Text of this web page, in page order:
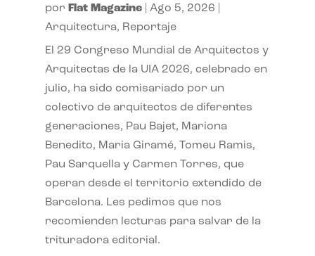
por Flat Magazine| Ago 5, 2026
Arquitectura, Reportaje
El 29 Congreso Mundial de Arquitectos y
Arquitectas de la UIA 2026, celebrado en
julio, ha sido comisariado por un
colectivo de arquitectos de diferentes
generaciones, Pau Bajet, Mariona
Benedito, Maria Giramé, Tomeu Ramis,
Pau Sarquella y Carmen Torres, que
operan desde el territorio extendido de
Barcelona. Les pedimos que nos
recomienden lecturas para salvar de la
trituradora editorial.